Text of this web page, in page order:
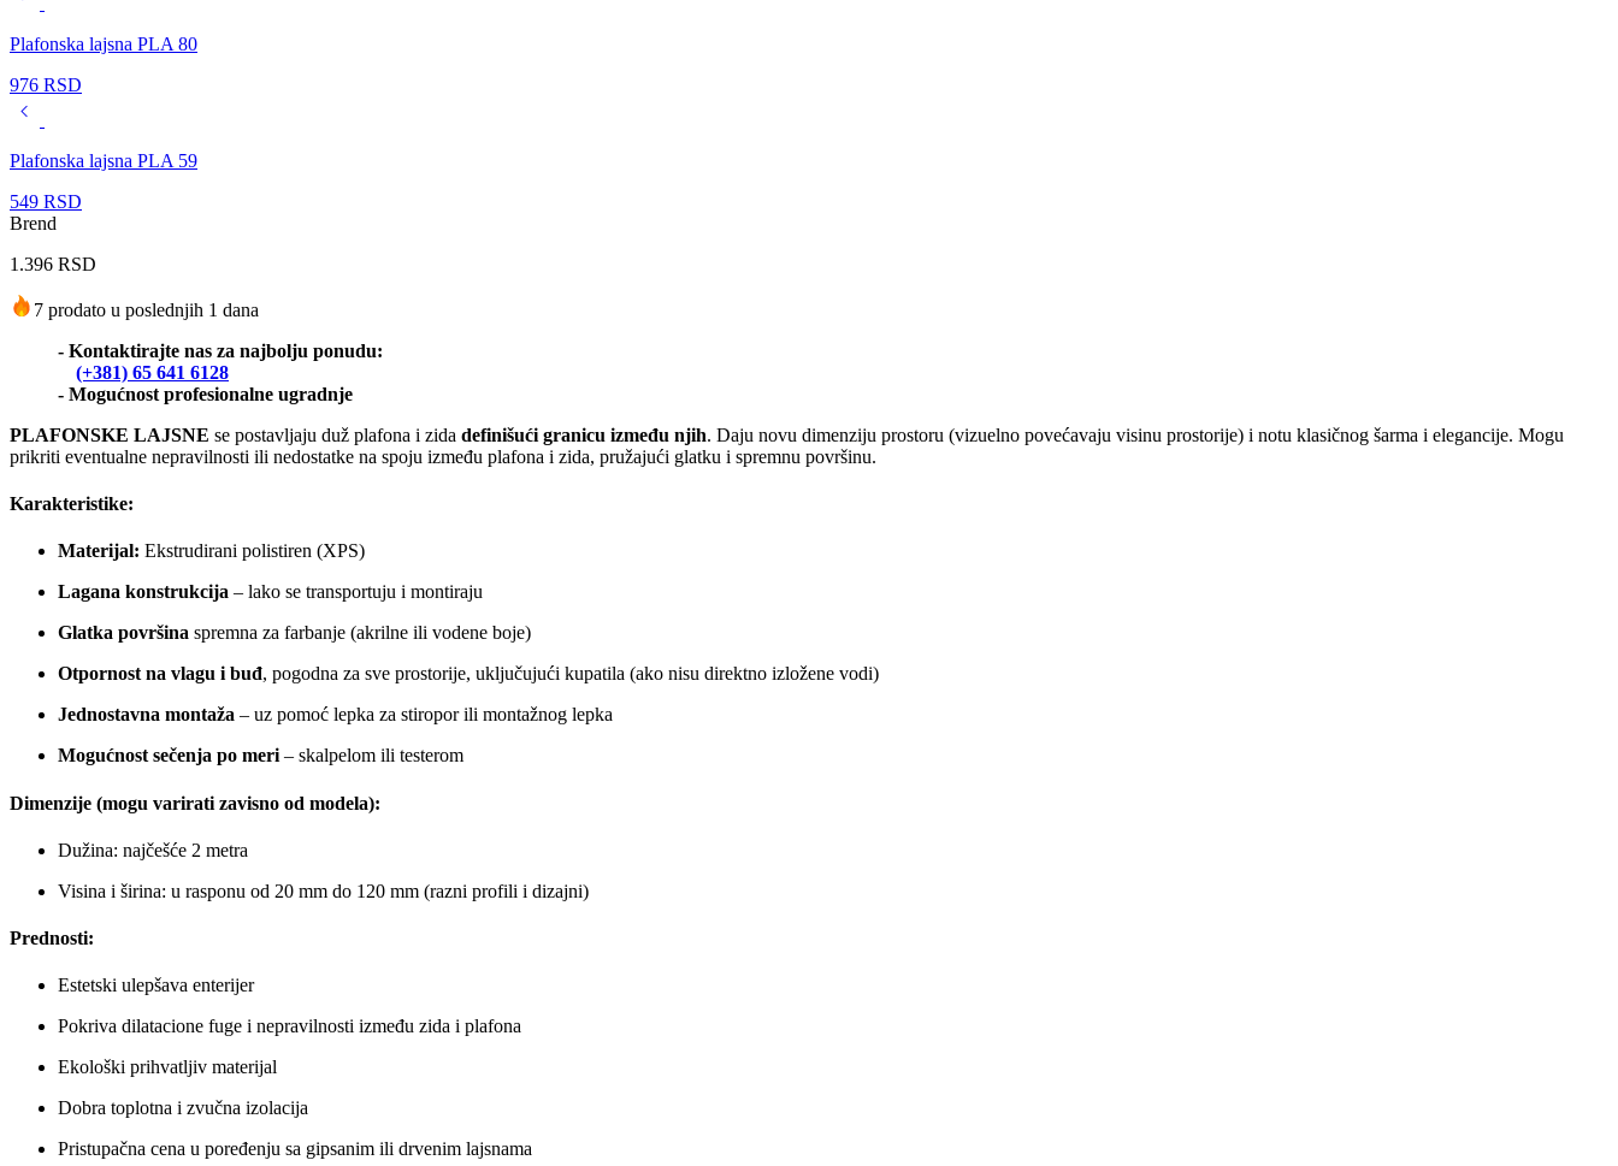
Plafonska lajsna PLA 80
976 RSD
Plafonska lajsna PLA 59
549 RSD
Brend
1.396 RSD
7 prodato u poslednjih 1 dana
- Kontaktirajte nas za najbolju ponudu:
(+381) 65 641 6128
- Mogućnost profesionalne ugradnje
PLAFONSKE LAJSNE se postavljaju duž plafona i zida definišući granicu između njih. Daju novu dimenziju prostoru (vizuelno povećavaju visinu prostorije) i notu klasičnog šarma i elegancije. Mogu
prikriti eventualne nepravilnosti ili nedostatke na spoju između plafona i zida, pružajući glatku i spremnu površinu.
Karakteristike:
Materijal: Ekstrudirani polistiren (XPS)
Lagana konstrukcija – lako se transportuju i montiraju
Glatka površina spremna za farbanje (akrilne ili vodene boje)
Otpornost na vlagu i buđ, pogodna za sve prostorije, uključujući kupatila (ako nisu direktno izložene vodi)
Jednostavna montaža – uz pomoć lepka za stiropor ili montažnog lepka
Mogućnost sečenja po meri– skalpelom ili testerom
Dimenzije (mogu varirati zavisno od modela):
Dužina: najčešće 2 metra
Visina i širina: u rasponu od 20 mm do 120 mm (razni profili i dizajni)
Prednosti:
Estetski ulepšava enterijer
Pokriva dilatacione fuge i nepravilnosti između zida i plafona
Ekološki prihvatljiv materijal
Dobra toplotna i zvučna izolacija
Pristupačna cena u poređenju sa gipsanim ili drvenim lajsnama